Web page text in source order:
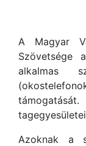
A Magyar
Szövetsége
alkalmas
Azoknak a